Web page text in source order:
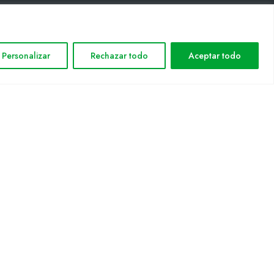
Personalizar Rechazar todo Aceptar todo
INFORMACIÓN LEGAL
Aviso legal